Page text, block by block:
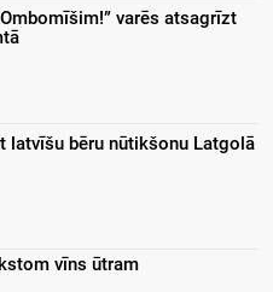
varēs atsagrīzt
latvīšu bēru nūtikšonu Latgolā
vīns ūtram